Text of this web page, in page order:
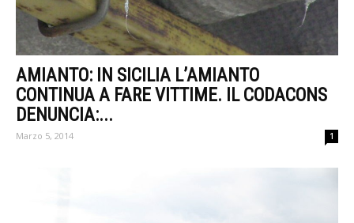
AMIANTO: IN SICILIA L’AMIANTO
CONTINUA A FARE VITTIME. IL CODACONS
DENUNCIA:...
Marzo 5, 2014 1